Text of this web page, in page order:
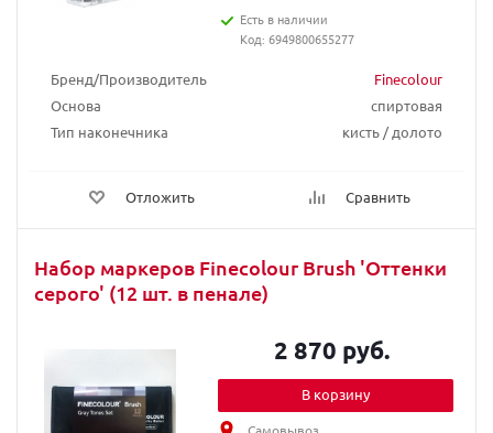
Бренд/Производитель
Finecolour
Основа
спиртовая
Тип наконечника
кисть / долото
Отложить Сравнить
Есть в наличии
Код: 6949800655277
Набор маркеров Finecolour Brush 'Оттенки
серого' (12 шт. в пенале)
2 870 руб.
В корзину